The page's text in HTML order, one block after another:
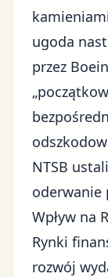
ugoda
przez
NTSB
oderwanie
Wpływ na
Rynki
rozwój